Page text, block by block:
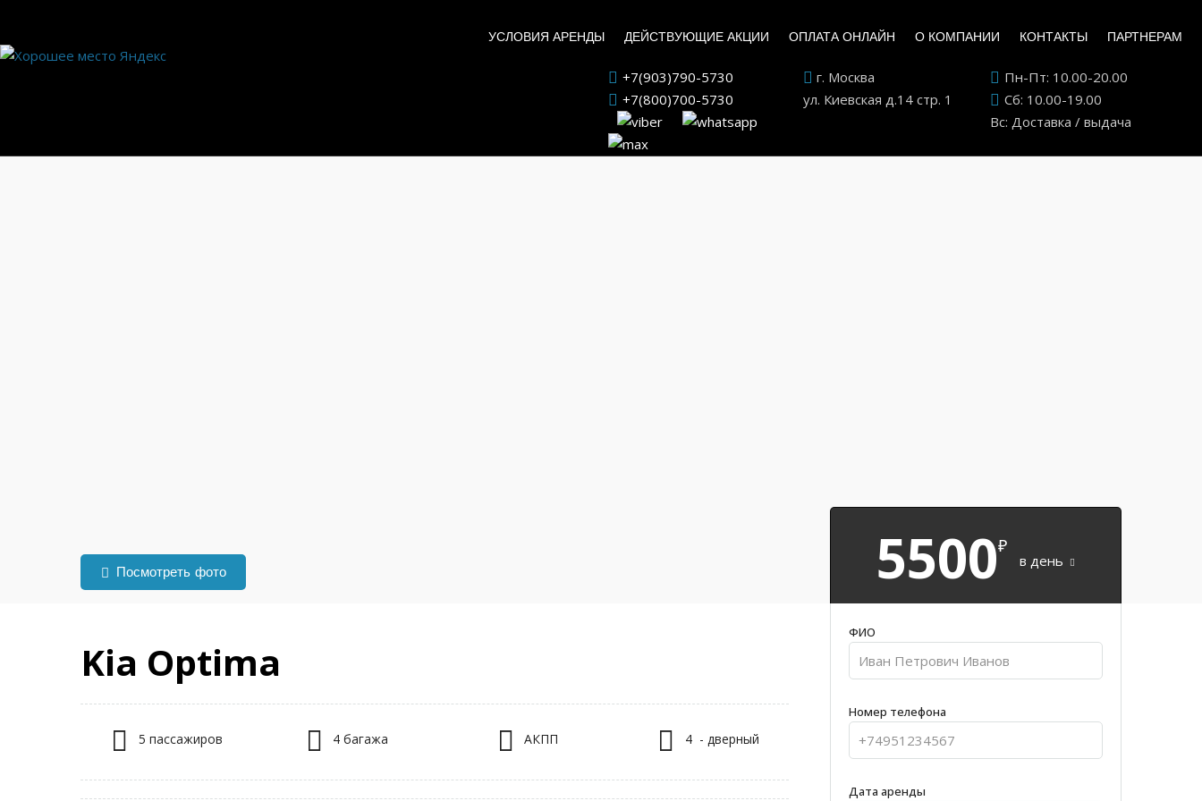
УСЛОВИЯ АРЕНДЫ ДЕЙСТВУЮЩИЕ АКЦИИ ОПЛАТА ОНЛАЙН О КОМПАНИИ КОНТАКТЫ ПАРТНЕРАМ
+7(903)790-5730
+7(800)700-5730
г. Москва
ул. Киевская д.14 стр. 1
Пн-Пт: 10.00-20.00
Сб: 10.00-19.00
Вс: Доставка / выдача
Посмотреть фото 5500₽
в день
Kia Optima
5 пассажиров 4 багажа АКПП 4 - дверный
ФИО
Номер телефона
Дата аренды